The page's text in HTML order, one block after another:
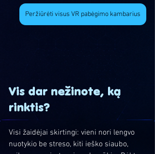
Peržiūrėti visus VR pabėgimo kambarius
Vis dar nežinote, ką
rinktis?
Visi žaidėjai skirtingi: vieni nori lengvo
nuotykio be streso, kiti ieško siaubo,